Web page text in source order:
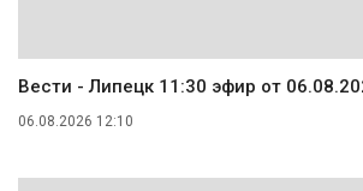
Вести - Липецк 11:30 эфир от
06.08.2026 12:10